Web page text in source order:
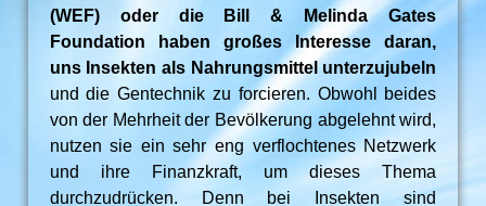
(WEF) oder die Bill & Melinda Gates
Foundation haben großes Interesse daran,
uns Insekten als Nahrungsmittel unterzujubeln
und die Gentechnik zu forcieren. Obwohl beides
von der Mehrheit der Bevölkerung abgelehnt wird,
nutzen sie ein sehr eng verflochtenes Netzwerk
und ihre Finanzkraft, um dieses Thema
durchzudrücken. Denn bei Insekten sind